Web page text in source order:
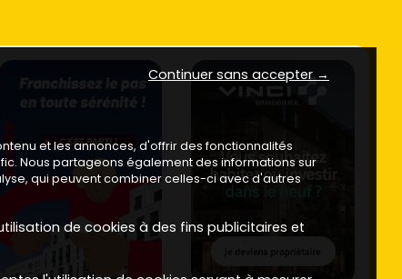
Continuer sans accepter →
et les annonces, d'offrir des fonctionnalités
Nous partageons également des informations sur
qui peuvent combiner celles-ci avec d'autres
de cookies à des fins publicitaires et